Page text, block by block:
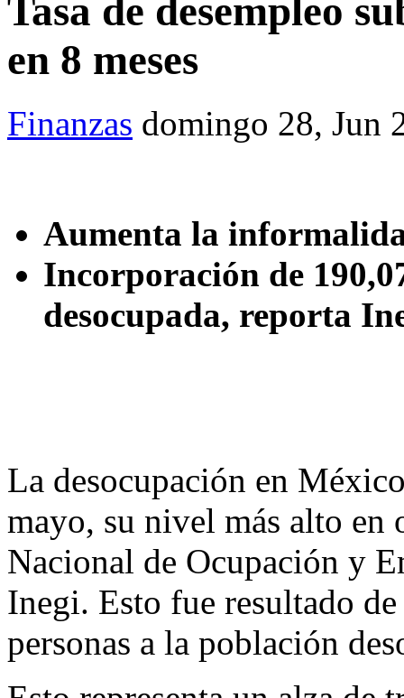
Tasa de desempleo
en 8 meses
Finanzas domingo 28, Jun
Aumenta la
Incorporación de
desocupada, reporta
La desocupación en
mayo, su nivel más alto en
Nacional de Ocupación y
Inegi. Esto fue resultado
personas a la población